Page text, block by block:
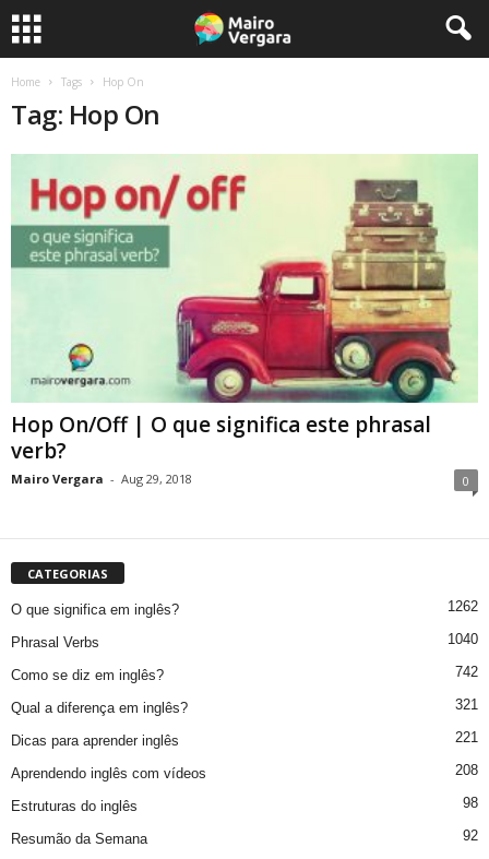
Home Tags Hop On
Tag: Hop On
Hop On/Off | O que significa este phrasal
verb?
Mairo Vergara - Aug 29, 2018 0
CATEGORIAS
O que significa em inglês? 1262
Phrasal Verbs 1040
Como se diz em inglês? 742
Qual a diferença em inglês? 321
Dicas para aprender inglês 221
Aprendendo inglês com vídeos 208
Estruturas do inglês 98
Resumão da Semana 92